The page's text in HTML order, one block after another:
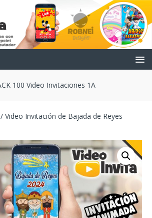
/ Video Invitación de Bajada de Reyes